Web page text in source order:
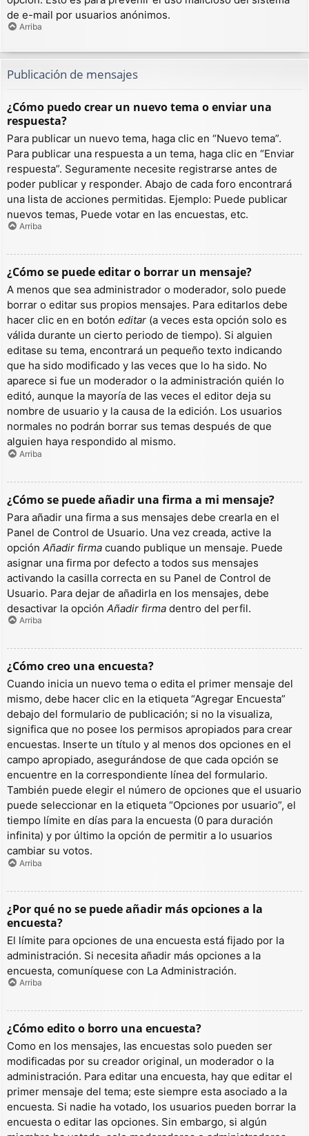
de e-mail por usuarios anónimos.
Arriba
Publicación de mensajes
¿Cómo puedo crear un nuevo tema o enviar una
respuesta?
Para publicar un nuevo tema, haga clic en “Nuevo tema”.
Para publicar una respuesta a un tema, haga clic en “Enviar
respuesta”. Seguramente necesite registrarse antes de
poder publicar y responder. Abajo de cada foro encontrará
una lista de acciones permitidas. Ejemplo: Puede publicar
nuevos temas, Puede votar en las encuestas, etc.
Arriba
¿Cómo se puede editar o borrar un mensaje?
A menos que sea administrador o moderador, solo puede
borrar o editar sus propios mensajes. Para editarlos debe
hacer clic en en botón editar (a veces esta opción solo es
válida durante un cierto periodo de tiempo). Si alguien
editase su tema, encontrará un pequeño texto indicando
que ha sido modificado y las veces que lo ha sido. No
aparece si fue un moderador o la administración quién lo
editó, aunque la mayoría de las veces el editor deja su
nombre de usuario y la causa de la edición. Los usuarios
normales no podrán borrar sus temas después de que
alguien haya respondido al mismo.
Arriba
¿Cómo se puede añadir una firma a mi mensaje?
Para añadir una firma a sus mensajes debe crearla en el
Panel de Control de Usuario. Una vez creada, active la
opción Añadir firma cuando publique un mensaje. Puede
asignar una firma por defecto a todos sus mensajes
activando la casilla correcta en su Panel de Control de
Usuario. Para dejar de añadirla en los mensajes, debe
desactivar la opción Añadir firma dentro del perfil.
Arriba
¿Cómo creo una encuesta?
Cuando inicia un nuevo tema o edita el primer mensaje del
mismo, debe hacer clic en la etiqueta “Agregar Encuesta”
debajo del formulario de publicación; si no la visualiza,
significa que no posee los permisos apropiados para crear
encuestas. Inserte un título y al menos dos opciones en el
campo apropiado, asegurándose de que cada opción se
encuentre en la correspondiente línea del formulario.
También puede elegir el número de opciones que el usuario
puede seleccionar en la etiqueta “Opciones por usuario”, el
tiempo límite en días para la encuesta (0 para duración
infinita) y por último la opción de permitir a lo usuarios
cambiar su votos.
Arriba
¿Por qué no se puede añadir más opciones a la
encuesta?
El límite para opciones de una encuesta está fijado por la
administración. Si necesita añadir más opciones a la
encuesta, comuníquese con La Administración.
Arriba
¿Cómo edito o borro una encuesta?
Como en los mensajes, las encuestas solo pueden ser
modificadas por su creador original, un moderador o la
administración. Para editar una encuesta, hay que editar el
primer mensaje del tema; este siempre esta asociado a la
encuesta. Si nadie ha votado, los usuarios pueden borrar la
encuesta o editar las opciones. Sin embargo, si algún